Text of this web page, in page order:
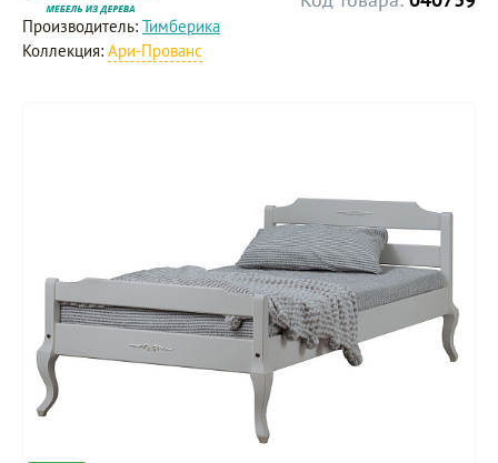
Производитель: Тимберика
Коллекция: Ари-Прованс